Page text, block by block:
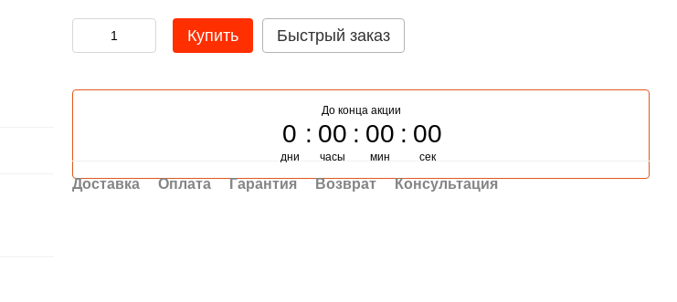
Купить Быстрый заказ
До конца акции
0
дни
00
часы
00
мин
00
сек
Доставка Оплата Гарантия Возврат Консультация